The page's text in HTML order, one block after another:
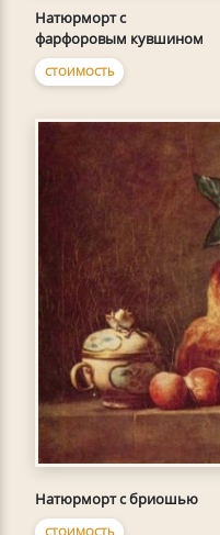
Натюрморт с
фарфоровым кувшином
СТОИМОСТЬ
Натюрморт с бриошью
СТОИМОСТЬ